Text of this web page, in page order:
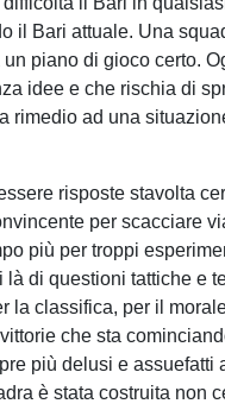
il Bari attuale. Una
piano di gioco certo.
idee e che rischia di
rimedio ad una
risposte stavolta
per scacciare
più per troppi
là di questioni tattiche e
la classifica, per il
che sta
più delusi e assuefatti
è stata costruita non